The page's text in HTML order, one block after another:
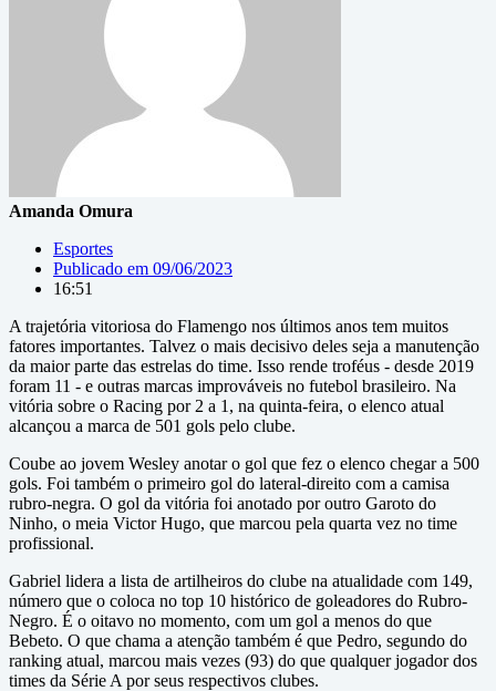
Amanda Omura
Esportes
Publicado em 09/06/2023
16:51
A trajetória vitoriosa do Flamengo nos últimos anos tem muitos
fatores importantes. Talvez o mais decisivo deles seja a manutenção
da maior parte das estrelas do time. Isso rende troféus - desde 2019
foram 11 - e outras marcas improváveis no futebol brasileiro. Na
vitória sobre o Racing por 2 a 1, na quinta-feira, o elenco atual
alcançou a marca de 501 gols pelo clube.
Coube ao jovem Wesley anotar o gol que fez o elenco chegar a 500
gols. Foi também o primeiro gol do lateral-direito com a camisa
rubro-negra. O gol da vitória foi anotado por outro Garoto do
Ninho, o meia Victor Hugo, que marcou pela quarta vez no time
profissional.
Gabriel lidera a lista de artilheiros do clube na atualidade com 149,
número que o coloca no top 10 histórico de goleadores do Rubro-
Negro. É o oitavo no momento, com um gol a menos do que
Bebeto. O que chama a atenção também é que Pedro, segundo do
ranking atual, marcou mais vezes (93) do que qualquer jogador dos
times da Série A por seus respectivos clubes.